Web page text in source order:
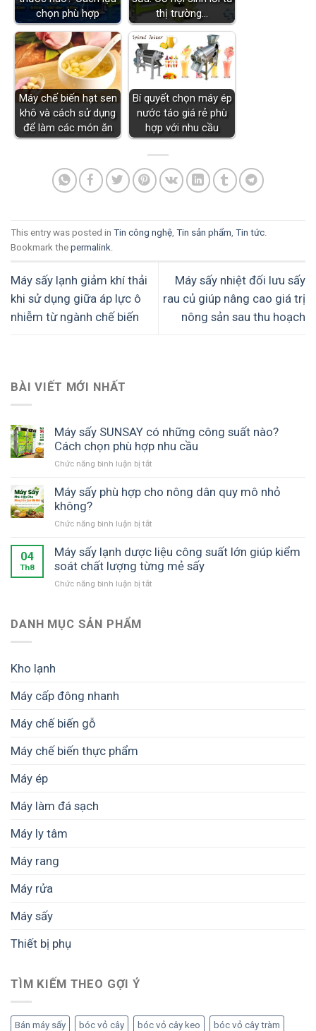
chọn phù hợp
thị trường…
Máy chế biến hạt sen
khô và cách sử dụng
để làm các món ăn
Bí quyết chọn máy ép
nước táo giá rẻ phù
hợp với nhu cầu
This entry was posted in Tin công nghệ, Tin sản phẩm, Tin tức.
Bookmark the permalink.
Máy sấy lạnh giảm khí thải
khi sử dụng giữa áp lực ô
nhiễm từ ngành chế biến
Máy sấy nhiệt đối lưu sấy
rau củ giúp nâng cao giá trị
nông sản sau thu hoạch
BÀI VIẾT MỚI NHẤT
Máy sấy SUNSAY có những công suất nào?
Cách chọn phù hợp nhu cầu
Chức năng bình luận bị tắt
sấy
suất
nào?
Máy sấy phù hợp cho nông dân quy mô nhỏ
không?
Chức năng bình luận bị tắt
sấy
phù
hợp
04
Th8
Máy sấy lạnh dược liệu công suất lớn giúp kiểm
soát chất lượng từng mẻ sấy
Chức năng bình luận bị tắt
DANH MỤC SẢN PHẨM
Kho lạnh
Máy cấp đông nhanh
Máy chế biến gỗ
Máy chế biến thực phẩm
Máy ép
Máy làm đá sạch
Máy ly tâm
Máy rang
Máy rửa
Máy sấy
Thiết bị phụ
TÌM KIẾM THEO GỢI Ý
Bán máy sấy bóc vỏ cây bóc vỏ cây keo bóc vỏ cây tràm